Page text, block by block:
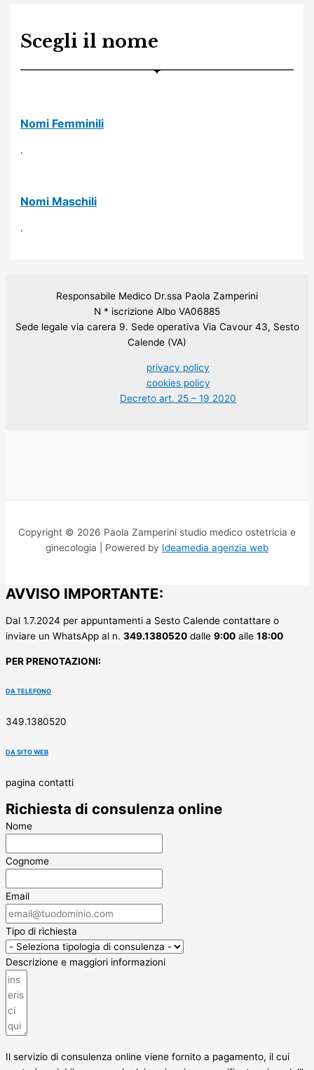
Scegli il nome
Nomi Femminili
.
Nomi Maschili
.
Responsabile Medico Dr.ssa Paola Zamperini
N * iscrizione Albo VA06885
Sede legale via carera 9. Sede operativa Via Cavour 43, Sesto
Calende (VA)
privacy policy
cookies policy
Decreto art. 25 – 19 2020
Copyright © 2026 Paola Zamperini studio medico ostetricia e
ginecologia | Powered by Ideamedia agenzia web
AVVISO IMPORTANTE:
Dal 1.7.2024 per appuntamenti a Sesto Calende contattare o
inviare un WhatsApp al n. 349.1380520 dalle 9:00 alle 18:00
PER PRENOTAZIONI:
DA TELEFONO
349.1380520
DA SITO WEB
pagina contatti
Richiesta di consulenza online
Nome
Cognome
Email
Tipo di richiesta
Descrizione e maggiori informazioni
Il servizio di consulenza online viene fornito a pagamento, il cui